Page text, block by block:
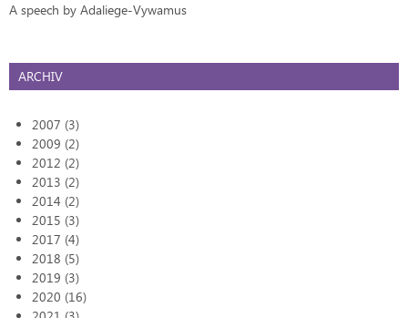
A speech by Adaliege-Vywamus
ARCHIV
2007 (3)
2009 (2)
2012 (2)
2013 (2)
2014 (2)
2015 (3)
2017 (4)
2018 (5)
2019 (3)
2020 (16)